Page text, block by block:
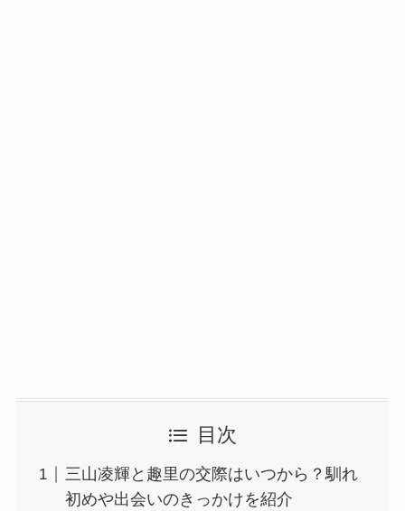
目次
三山凌輝と趣里の交際はいつから？馴れ
初めや出会いのきっかけを紹介